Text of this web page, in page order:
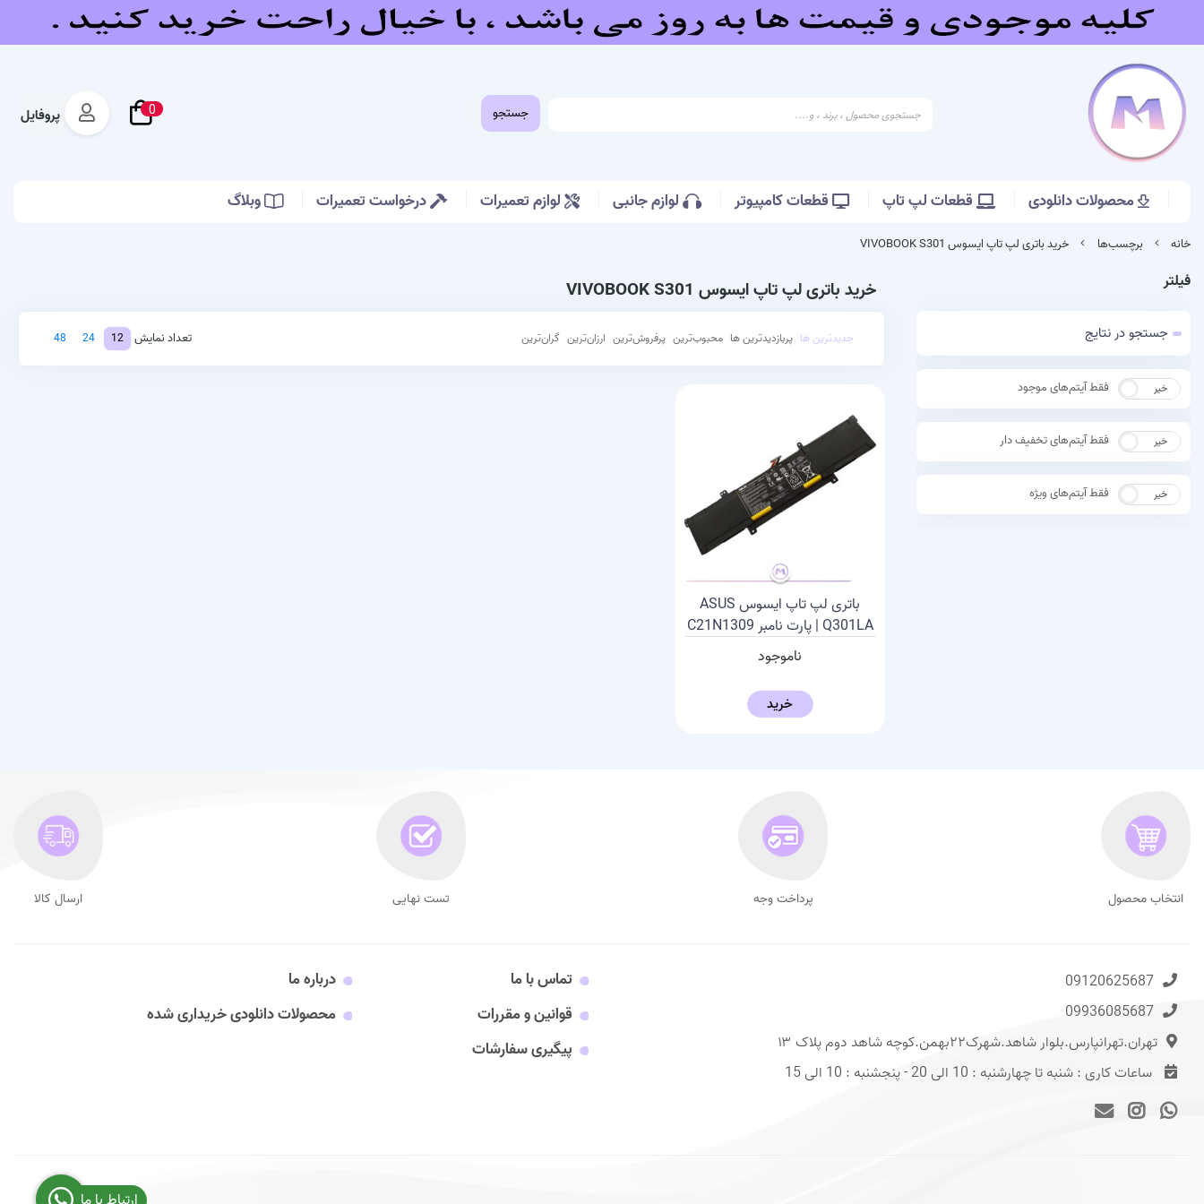
جستجو 0 پروفایل
محصولات دانلودی قطعات لپ تاپ قطعات کامپیوتر لوازم جانبی لوازم تعمیرات درخواست تعمیرات وبلاگ
خانه برچسب‌ها خرید باتری لپ تاپ ایسوس VIVOBOOK S301
فیلتر
جستجو در نتایج
بله خیر فقط آیتم‌های موجود
بله خیر فقط آیتم‌های تخفیف دار
بله خیر فقط آیتم‌های ویژه
خرید باتری لپ تاپ ایسوس VIVOBOOK S301
جدیدترین ها پربازدیدترین ها محبوب‌‌ترین پرفروش‌ترین ارزان‌ترین گران‌ترین تعداد نمایش 12
24
48
باتری لپ تاپ ایسوس ASUS
Q301LA | پارت نامبر C21N1309
ناموجود
خرید
انتخاب محصول پرداخت وجه تست نهایی ارسال کالا
09120625687
09936085687
تهران.تهرانپارس.بلوار شاهد.شهرک۲۲بهمن.کوچه شاهد دوم پلاک ۱۳
ساعات کاری : شنبه تا چهارشنبه : 10 الی 20 - پنجشنبه : 10 الی 15
تماس با ما
درباره ما
قوانین و مقررات
محصولات دانلودی خریداری شده
پیگیری سفارشات